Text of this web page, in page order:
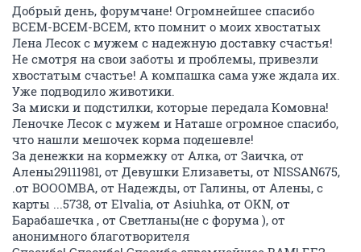
Добрый день, форумчане! Огромнейшее спасибо
ВСЕМ-ВСЕМ-ВСЕМ, кто помнит о моих хвостатых
Лена Лесок с мужем с надежную доставку счастья!
Не смотря на свои заботы и проблемы, привезли
хвостатым счастье! А компашка сама уже ждала их.
Уже подводило животики.
За миски и подстилки, которые передала Комовна!
Леночке Лесок с мужем и Наташе огромное спасибо,
что нашли мешочек корма подешевле!
За денежки на кормежку от Алка, от Заичка, от
Алены29111981, от Девушки Елизаветы, от NISSAN675,
.от BOOOMBA, от Надежды, от Галины, от Алены, с
карты ...5738, от Elvalia, от Asiuhka, от OKN, от
Барабашечка , от Светланы(не с форума ), от
анонимного благотворителя